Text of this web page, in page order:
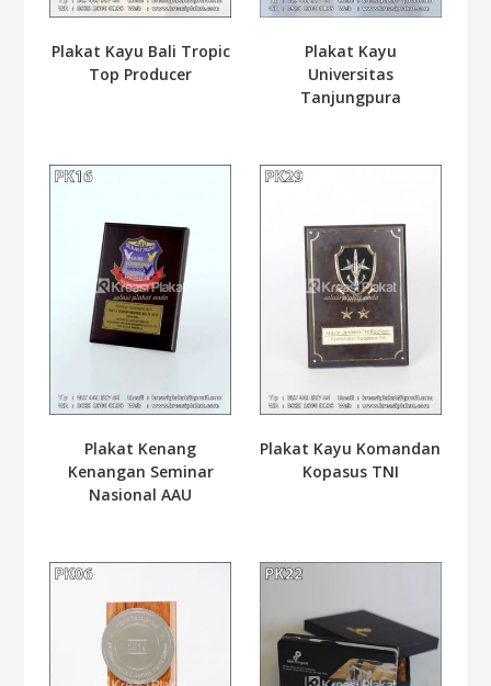
Plakat Kayu Bali Tropic
Top Producer
Plakat Kayu
Universitas
Tanjungpura
Plakat Kenang
Kenangan Seminar
Nasional AAU
Plakat Kayu Komandan
Kopasus TNI